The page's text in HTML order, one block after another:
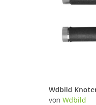
von Wdbild